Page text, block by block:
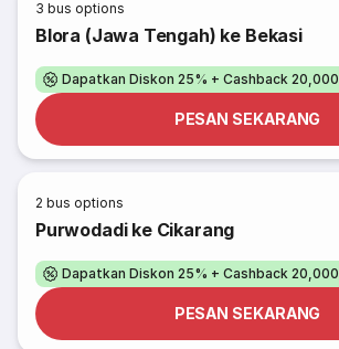
3 bus options
Blora (Jawa Tengah) ke Bekasi
Dapatkan Diskon 25% + Cashback 20,000
PESAN SEKARANG
2 bus options
Purwodadi ke Cikarang
Dapatkan Diskon 25% + Cashback 20,000
PESAN SEKARANG